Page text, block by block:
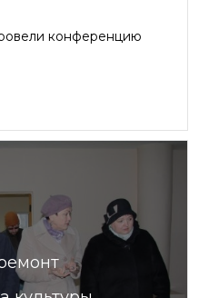
конференцию